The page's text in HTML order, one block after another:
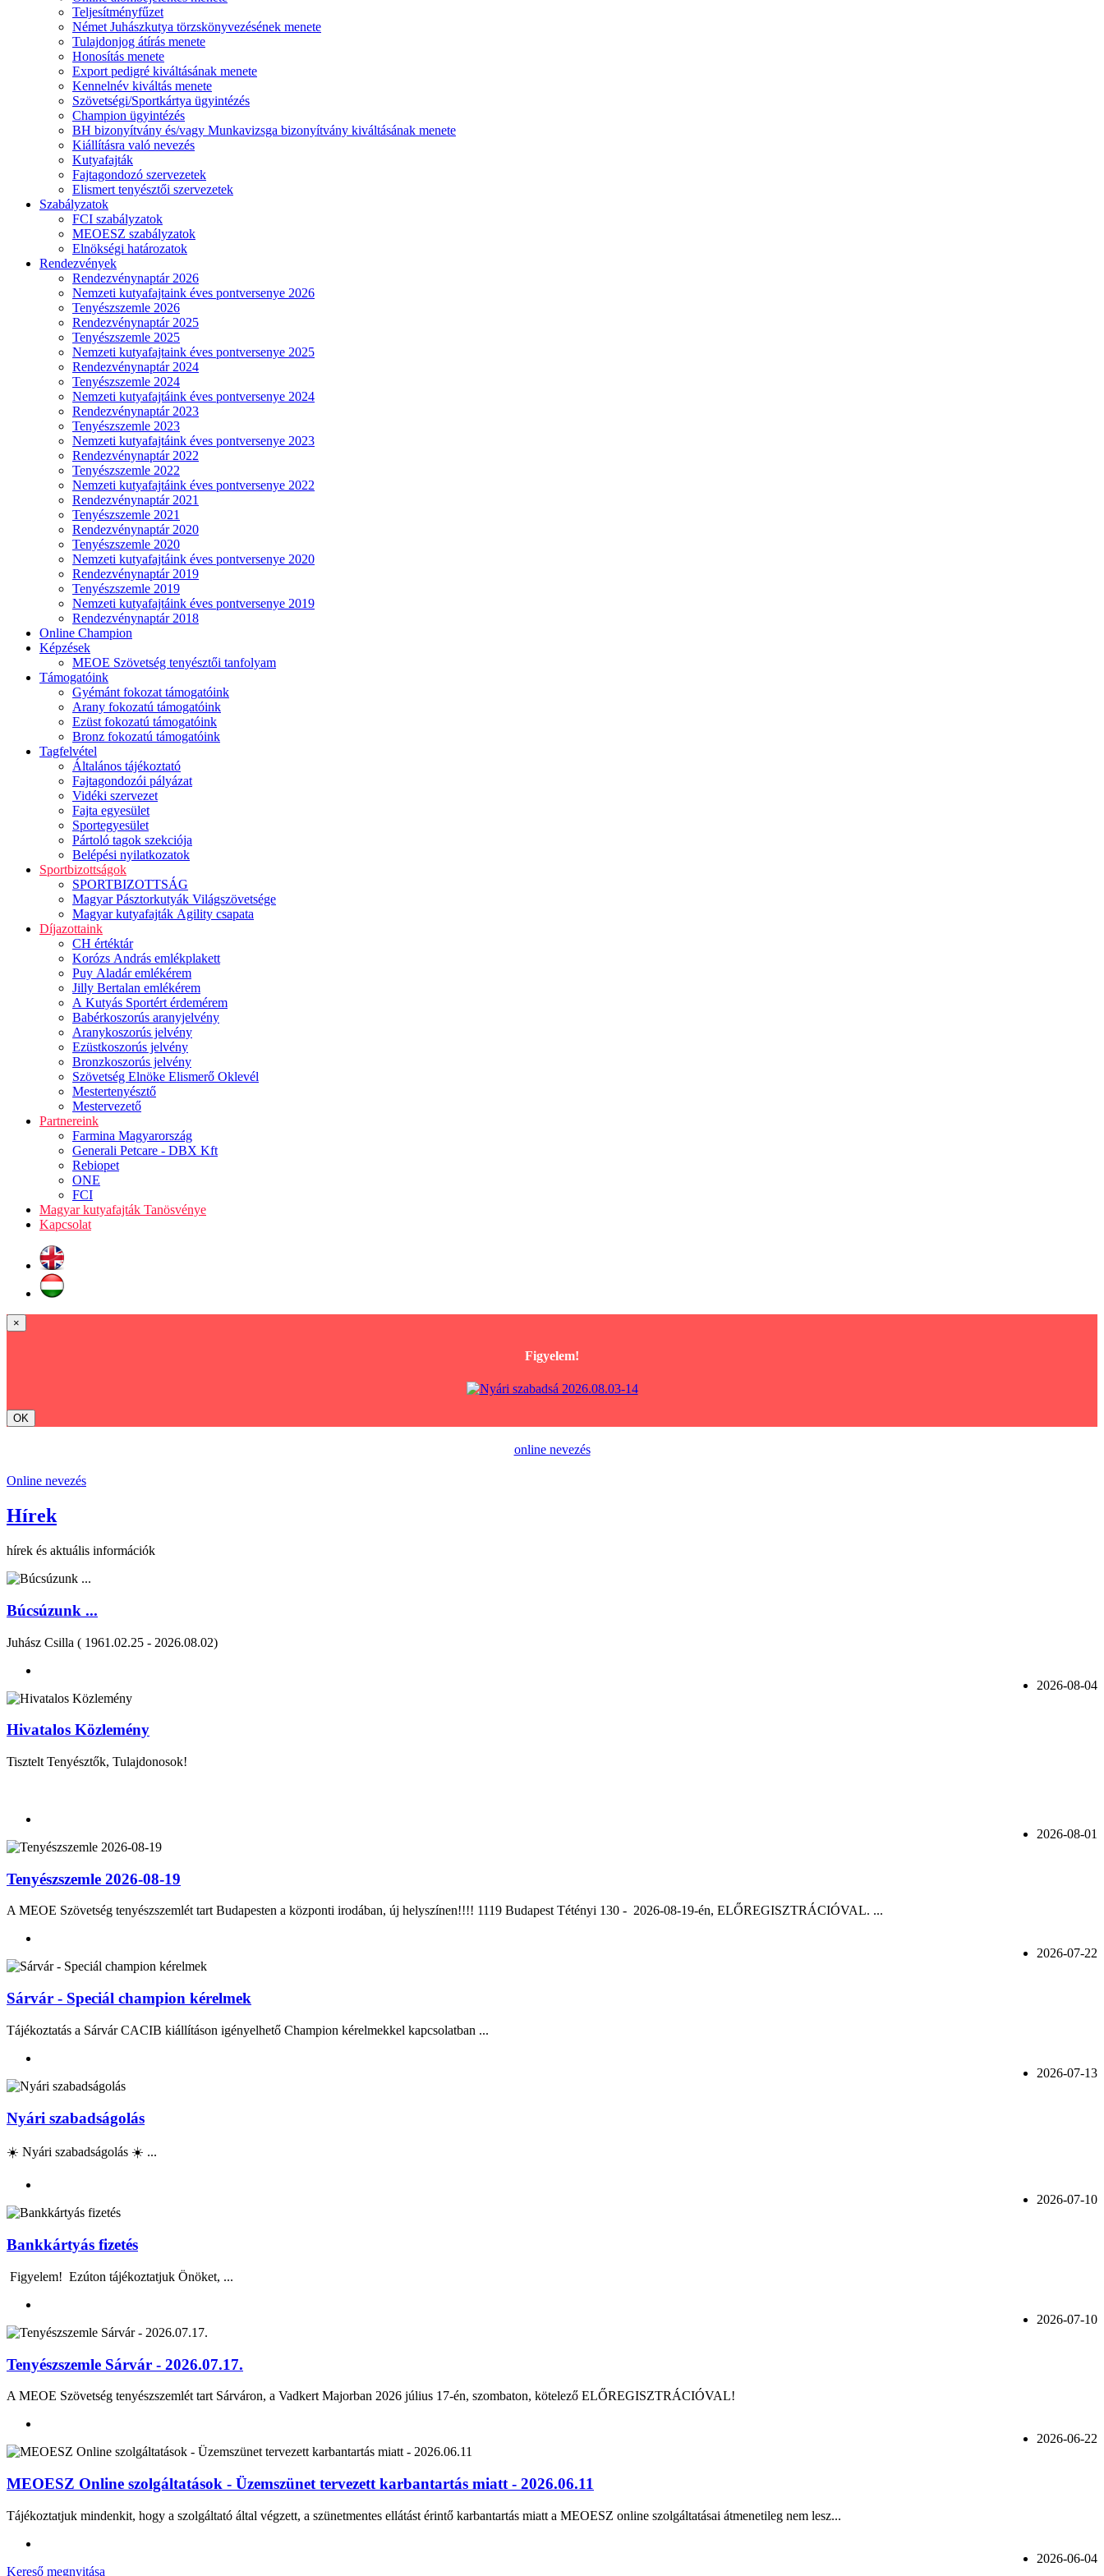
Teljesítményfűzet
Német Juhászkutya törzskönyvezésének menete
Tulajdonjog átírás menete
Honosítás menete
Export pedigré kiváltásának menete
Kennelnév kiváltás menete
Szövetségi/Sportkártya ügyintézés
Champion ügyintézés
BH bizonyítvány és/vagy Munkavizsga bizonyítvány kiváltásának menete
Kiállításra való nevezés
Kutyafajták
Fajtagondozó szervezetek
Elismert tenyésztői szervezetek
Szabályzatok
FCI szabályzatok
MEOESZ szabályzatok
Elnökségi határozatok
Rendezvények
Rendezvénynaptár 2026
Nemzeti kutyafajtaink éves pontversenye 2026
Tenyészszemle 2026
Rendezvénynaptár 2025
Tenyészszemle 2025
Nemzeti kutyafajtaink éves pontversenye 2025
Rendezvénynaptár 2024
Tenyészszemle 2024
Nemzeti kutyafajtáink éves pontversenye 2024
Rendezvénynaptár 2023
Tenyészszemle 2023
Nemzeti kutyafajtáink éves pontversenye 2023
Rendezvénynaptár 2022
Tenyészszemle 2022
Nemzeti kutyafajtáink éves pontversenye 2022
Rendezvénynaptár 2021
Tenyészszemle 2021
Rendezvénynaptár 2020
Tenyészszemle 2020
Nemzeti kutyafajtáink éves pontversenye 2020
Rendezvénynaptár 2019
Tenyészszemle 2019
Nemzeti kutyafajtáink éves pontversenye 2019
Rendezvénynaptár 2018
Online Champion
Képzések
MEOE Szövetség tenyésztői tanfolyam
Támogatóink
Gyémánt fokozat támogatóink
Arany fokozatú támogatóink
Ezüst fokozatú támogatóink
Bronz fokozatú támogatóink
Tagfelvétel
Általános tájékoztató
Fajtagondozói pályázat
Vidéki szervezet
Fajta egyesület
Sportegyesület
Pártoló tagok szekciója
Belépési nyilatkozatok
Sportbizottságok
SPORTBIZOTTSÁG
Magyar Pásztorkutyák Világszövetsége
Magyar kutyafajták Agility csapata
Díjazottaink
CH értéktár
Korózs András emlékplakett
Puy Aladár emlékérem
Jilly Bertalan emlékérem
A Kutyás Sportért érdemérem
Babérkoszorús aranyjelvény
Aranykoszorús jelvény
Ezüstkoszorús jelvény
Bronzkoszorús jelvény
Szövetség Elnöke Elismerő Oklevél
Mestertenyésztő
Mestervezető
Partnereink
Farmina Magyarország
Generali Petcare - DBX Kft
Rebiopet
ONE
FCI
Magyar kutyafajták Tanösvénye
Kapcsolat
×
Figyelem!
OK
online nevezés
Online nevezés
Hírek
hírek és aktuális információk
Búcsúzunk ...
Juhász Csilla ( 1961.02.25 - 2026.08.02)
2026-08-04
Hivatalos Közlemény
Tisztelt Tenyésztők, Tulajdonosok!
2026-08-01
Tenyészszemle 2026-08-19
A MEOE Szövetség tenyészszemlét tart Budapesten a központi irodában, új helyszínen!!!! 1119 Budapest Tétényi 130 - 2026-08-19-én, ELŐREGISZTRÁCIÓVAL. ...
2026-07-22
Sárvár - Speciál champion kérelmek
Tájékoztatás a Sárvár CACIB kiállításon igényelhető Champion kérelmekkel kapcsolatban ...
2026-07-13
Nyári szabadságolás
☀️ Nyári szabadságolás ☀️ ...
2026-07-10
Bankkártyás fizetés
Figyelem! Ezúton tájékoztatjuk Önöket, ...
2026-07-10
Tenyészszemle Sárvár - 2026.07.17.
A MEOE Szövetség tenyészszemlét tart Sárváron, a Vadkert Majorban 2026 július 17-én, szombaton, kötelező ELŐREGISZTRÁCIÓVAL!
2026-06-22
MEOESZ Online szolgáltatások - Üzemszünet tervezett karbantartás miatt - 2026.06.11
Tájékoztatjuk mindenkit, hogy a szolgáltató által végzett, a szünetmentes ellátást érintő karbantartás miatt a MEOESZ online szolgáltatásai átmenetileg nem lesz...
2026-06-04
Kereső megnyitása